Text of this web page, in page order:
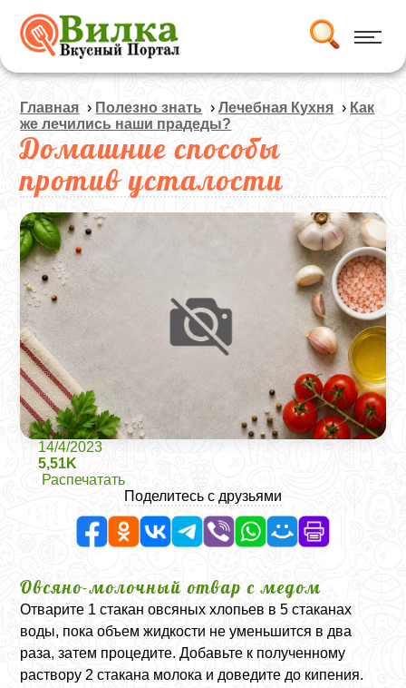
Главная › Полезно знать ›Лечебная Кухня › Как
же лечились наши прадеды?
Домашние способы
против усталости
14/4/2023
5,51K
Распечатать
Поделитесь с друзьями
Овсяно-молочный отвар с медом
Отварите 1 стакан овсяных хлопьев в 5 стаканах
воды, пока объем жидкости не уменьшится в два
раза, затем процедите. Добавьте к полученному
раствору 2 стакана молока и доведите до кипения.